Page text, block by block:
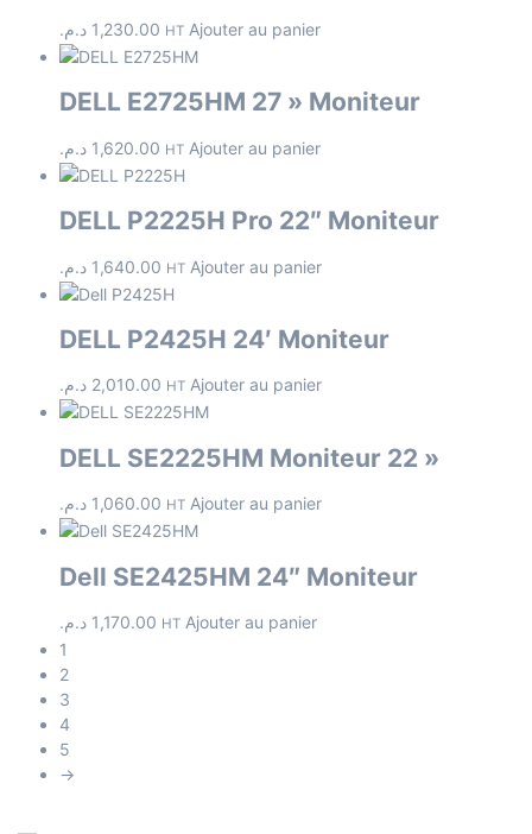
1,230.00 د.م. HT Ajouter au panier
DELL E2725HM 27 » Moniteur
1,620.00 د.م. HT Ajouter au panier
DELL P2225H Pro 22″ Moniteur
1,640.00 د.م. HT Ajouter au panier
DELL P2425H 24′ Moniteur
2,010.00 د.م. HT Ajouter au panier
DELL SE2225HM Moniteur 22 »
1,060.00 د.م. HT Ajouter au panier
Dell SE2425HM 24″ Moniteur
1,170.00 د.م. HT Ajouter au panier
1
2
3
4
5
→